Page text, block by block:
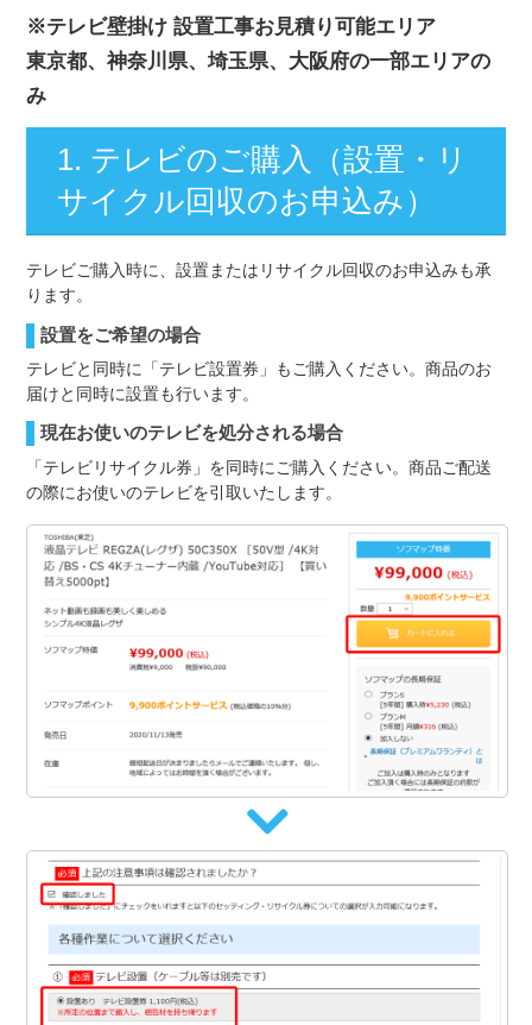
※テレビ壁掛け 設置工事お見積り可能エリア
東京都、神奈川県、埼玉県、大阪府の一部エリアの
み
1. テレビのご購入（設置・リ
サイクル回収のお申込み）
テレビご購入時に、設置またはリサイクル回収のお申込みも承
ります。
設置をご希望の場合
テレビと同時に「テレビ設置券」もご購入ください。商品のお
届けと同時に設置も行います。
現在お使いのテレビを処分される場合
「テレビリサイクル券」を同時にご購入ください。商品ご配送
の際にお使いのテレビを引取いたします。